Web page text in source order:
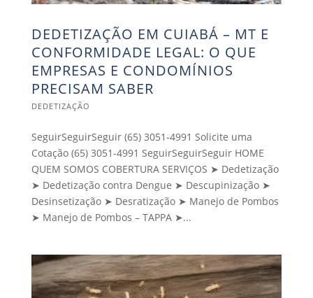
DEDETIZAÇÃO EM CUIABÁ – MT E
CONFORMIDADE LEGAL: O QUE
EMPRESAS E CONDOMÍNIOS
PRECISAM SABER
DEDETIZAÇÃO
SeguirSeguirSeguir (65) 3051-4991 Solicite uma
Cotação (65) 3051-4991 SeguirSeguirSeguir HOME
QUEM SOMOS COBERTURA SERVIÇOS ➤ Dedetização
➤ Dedetização contra Dengue ➤ Descupinização ➤
Desinsetização ➤ Desratização ➤ Manejo de Pombos
➤ Manejo de Pombos – TAPPA ➤...